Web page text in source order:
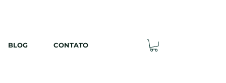
BLOG CONTATO